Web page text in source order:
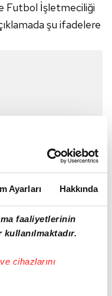
Ayarları Hakkında
faaliyetlerinin
cihazlarını
Futbol İşletmeciliği
şu ifadelere